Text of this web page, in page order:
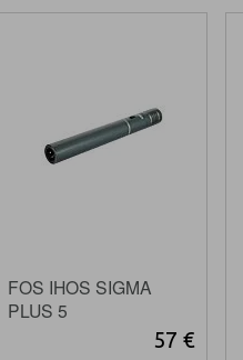
FOS IHOS SIGMA
PLUS 5
57 €